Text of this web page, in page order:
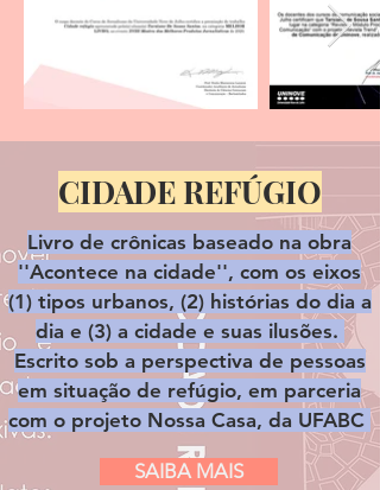
CIDADE REFÚGIO
Livro de crônicas baseado na obra
''Acontece na cidade'', com os eixos
(1) tipos urbanos, (2) histórias do dia a
dia e (3) a cidade e suas ilusões.
Escrito sob a perspectiva de pessoas
em situação de refúgio, em parceria
com o projeto Nossa Casa, da UFABC
SAIBA MAIS